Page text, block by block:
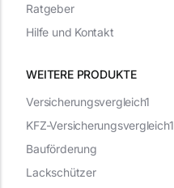
WEITERE PRODUKTE
Versicherungsvergleich1
KFZ-Versicherungsvergleich1
Bauförderung
Lackschützer
Ratgeber
Hilfe und Kontakt